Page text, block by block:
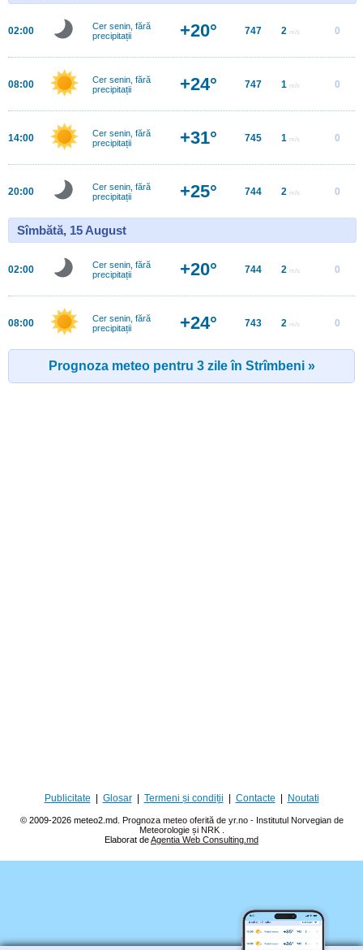
02:00
Cer senin, fără
precipitații
+20° 747 2 m/s 0
08:00
Cer senin, fără
precipitații
+24° 747 1 m/s 0
14:00
Cer senin, fără
precipitații
+31° 745 1 m/s 0
20:00
Cer senin, fără
precipitații
+25° 744 2 m/s 0
Sîmbătă, 15 August
02:00
Cer senin, fără
precipitații
+20° 744 2 m/s 0
08:00
Cer senin, fără
precipitații
+24° 743 2 m/s 0
Prognoza meteo pentru 3 zile în Strîmbeni »
Publicitate Glosar| Termeni și condiții Contacte Noutati
© 2009-2026 meteo2.md. Prognoza meteo oferită de yr.no - Institutul Norvegian de
Meteorologie și NRK
Elaborat deAgentia Web Consulting.md